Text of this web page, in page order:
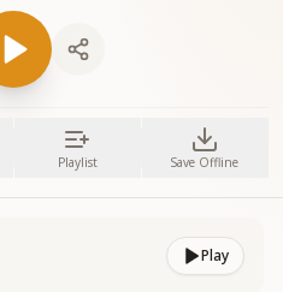
Playlist Save Offline
Play